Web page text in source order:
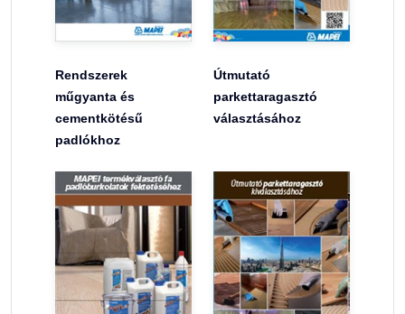
Rendszerek
műgyanta és
cementkötésű
padlókhoz
Útmutató
parkettaragasztó
választásához